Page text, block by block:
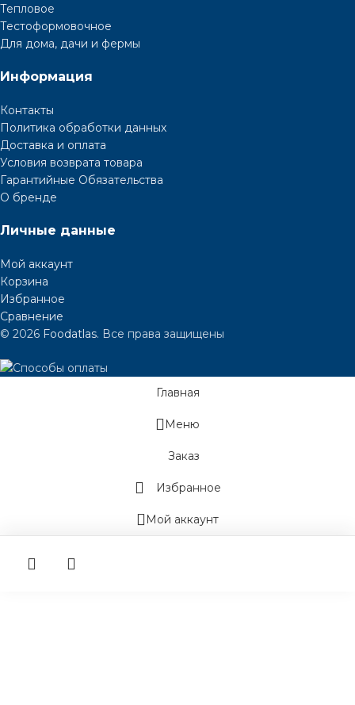
Тепловое
Тестоформовочное
Для дома, дачи и фермы
Информация
Контакты
Политика обработки данных
Доставка и оплата
Условия возврата товара
Гарантийные Обязательства
О бренде
Личные данные
Мой аккаунт
Корзина
Избранное
Сравнение
© 2026 Foodatlas. Все права защищены
Главная
Меню
Заказ
Избранное
Мой аккаунт